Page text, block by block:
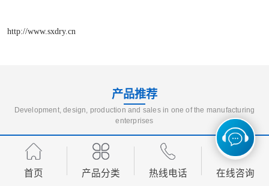
http://www.sxdry.cn
产品推荐
Development, design, production and sales in one of the manufacturing
enterprises
首页 产品分类 热线电话 在线咨询